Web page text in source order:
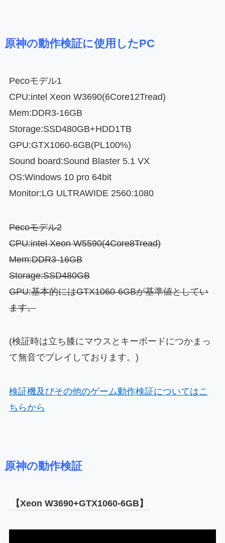
原神の動作検証に使用したPC
Pecoモデル1
CPU:intel Xeon W3690(6Core12Tread)
Mem:DDR3-16GB
Storage:SSD480GB+HDD1TB
GPU:GTX1060-6GB(PL100%)
Sound board:Sound Blaster 5.1 VX
OS:Windows 10 pro 64bit
Monitor:LG ULTRAWIDE 2560:1080
Pecoモデル2
CPU:intel Xeon W5590(4Core8Tread)
Mem:DDR3-16GB
Storage:SSD480GB
GPU:基本的にはGTX1060-6GBが基準値としてい
ます。
(検証時は立ち膝にマウスとキーボードにつかまっ
て無音でプレイしております。)
検証機及びその他のゲーム動作検証についてはこ
ちらから
原神の動作検証
【Xeon W3690+GTX1060-6GB】